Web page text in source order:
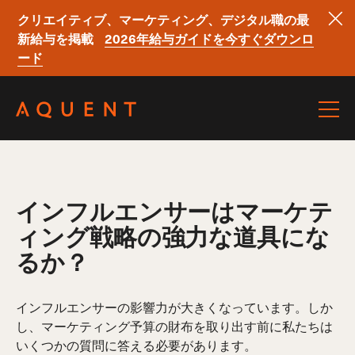
クリエイティブ、マーケティング、デジタル職の最
新給与を掲載
2026年給与ガイドを今すぐダウンロ
ード
インフルエンサーはマーケテ
ィング戦略の強力な道具にな
るか？
インフルエンサーの影響力が大きくなっています。しか
し、マーケティング予算の財布を取り出す前に私たちは
いくつかの質問に答える必要があります。